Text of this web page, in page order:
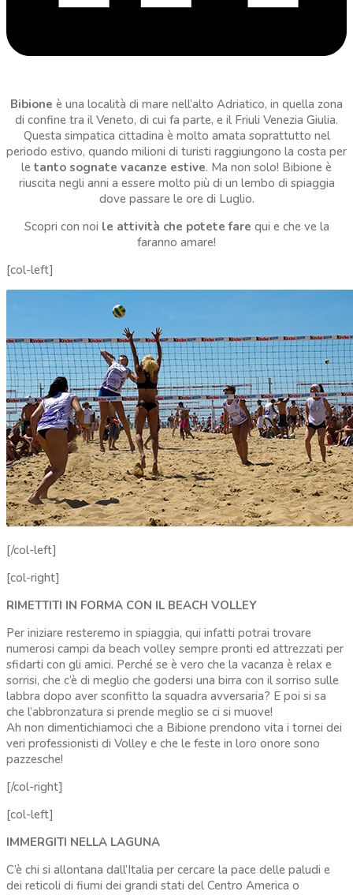
Bibione è una località di mare nell’alto Adriatico, in quella zona
di confine tra il Veneto, di cui fa parte, e il Friuli Venezia Giulia.
Questa simpatica cittadina è molto amata soprattutto nel
periodo estivo, quando milioni di turisti raggiungono la costa per
le tanto sognate vacanze estive. Ma non solo! Bibione è
riuscita negli anni a essere molto più di un lembo di spiaggia
dove passare le ore di Luglio.
Scopri con noi le attività che potete fare qui e che ve la
faranno amare!
[col-left]
[/col-left]
[col-right]
RIMETTITI IN FORMA CON IL BEACH VOLLEY
Per iniziare resteremo in spiaggia, qui infatti potrai trovare
numerosi campi da beach volley sempre pronti ed attrezzati per
sfidarti con gli amici. Perché se è vero che la vacanza è relax e
sorrisi, che c’è di meglio che godersi una birra con il sorriso sulle
labbra dopo aver sconfitto la squadra avversaria? E poi si sa
che l’abbronzatura si prende meglio se ci si muove!
Ah non dimentichiamoci che a Bibione prendono vita i tornei dei
veri professionisti di Volley e che le feste in loro onore sono
pazzesche!
[/col-right]
[col-left]
IMMERGITI NELLA LAGUNA
C’è chi si allontana dall’Italia per cercare la pace delle paludi e
dei reticoli di fiumi dei grandi stati del Centro America o